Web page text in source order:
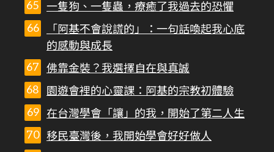
一隻狗、一隻蟲，療癒了我過去的恐懼
「阿基不會說謊的」：一句話喚起我心底
的感動與成長
佛靠金裝？我選擇自在與真誠
園遊會裡的心靈課：阿基的宗教初體驗
在台灣學會「讓」的我，開始了第二人生
移民臺灣後，我開始學會好好做人